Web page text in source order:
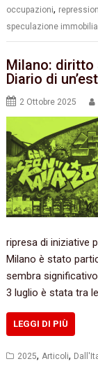
occupazioni,
speculazione
Milano: diritto
Diario di
2 Ottobre 2025
ripresa di iniziative
Milano è stato
sembra
3 luglio è stata tra le
LEGGI DI PIÙ
2025, Articoli,